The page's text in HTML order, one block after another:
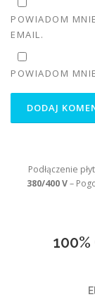
POWIADOM
EMAIL.
POWIADOM
Podłączenie
380/400 V–